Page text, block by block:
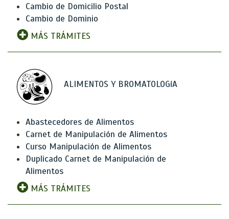
Cambio de Domicilio Postal
Cambio de Dominio
MÁS TRÁMITES
ALIMENTOS Y BROMATOLOGíA
Abastecedores de Alimentos
Carnet de Manipulación de Alimentos
Curso Manipulación de Alimentos
Duplicado Carnet de Manipulación de
Alimentos
MÁS TRÁMITES